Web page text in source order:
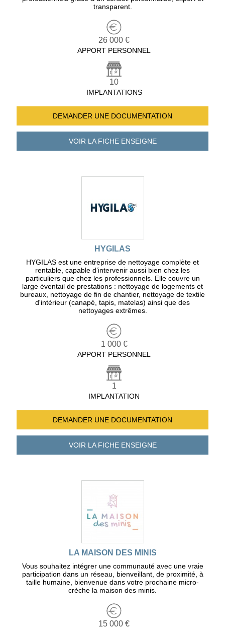
transparent.
26 000 €
APPORT PERSONNEL
10
IMPLANTATIONS
DEMANDER UNE DOCUMENTATION
VOIR LA FICHEENSEIGNE
HYGILAS
HYGILAS est une entreprise de nettoyage complète et
rentable, capable d’intervenir aussi bien chez les
particuliers que chez les professionnels. Elle couvre un
large éventail de prestations : nettoyage de logements et
bureaux, nettoyage de fin de chantier, nettoyage de textile
d'intérieur (canapé, tapis, matelas) ainsi que des
nettoyages extrêmes.
1 000 €
APPORT PERSONNEL
1
IMPLANTATION
DEMANDER UNE DOCUMENTATION
VOIR LA FICHEENSEIGNE
LA MAISON DES MINIS
Vous souhaitez intégrer une communauté avec une vraie
participation dans un réseau, bienveillant, de proximité, à
taille humaine, bienvenue dans votre prochaine micro-
crèche la maison des minis.
15 000 €